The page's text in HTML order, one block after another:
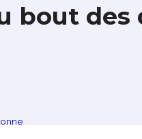
bout des